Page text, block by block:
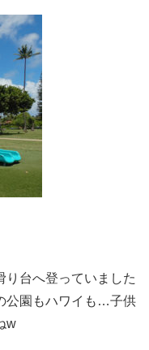
台へ登っていました
公園もハワイも…子供
w